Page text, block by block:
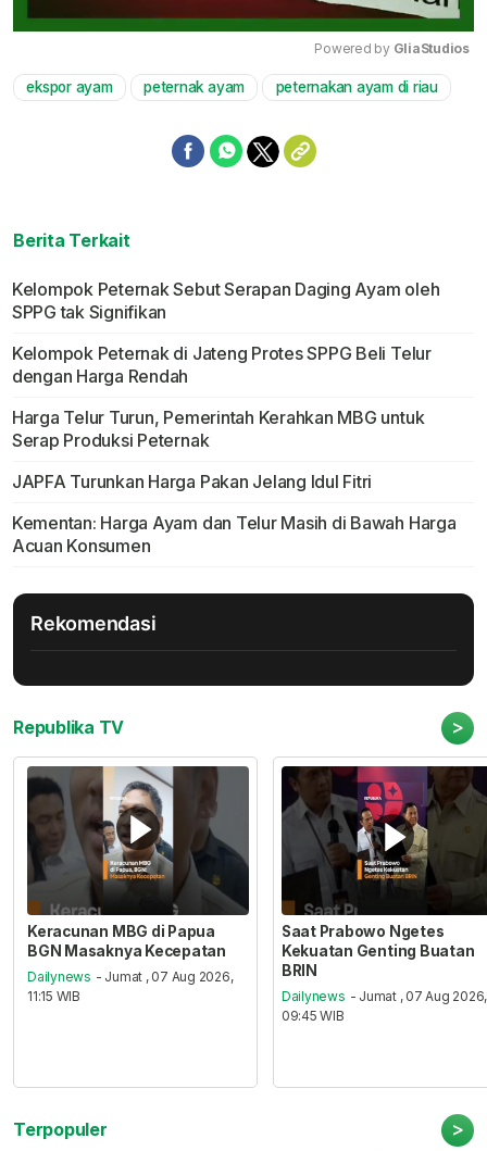
Mute
Powered by GliaStudios
ekspor ayam peternak ayam peternakan ayam di riau
Berita Terkait
Kelompok Peternak Sebut Serapan Daging Ayam oleh
SPPG tak Signifikan
Kelompok Peternak di Jateng Protes SPPG Beli Telur
dengan Harga Rendah
Harga Telur Turun, Pemerintah Kerahkan MBG untuk
Serap Produksi Peternak
JAPFA Turunkan Harga Pakan Jelang Idul Fitri
Kementan: Harga Ayam dan Telur Masih di Bawah Harga
Acuan Konsumen
Rekomendasi
Republika TV >
Keracunan MBG di Papua
BGN Masaknya Kecepatan
Dailynews - Jumat , 07 Aug 2026,
11:15 WIB
Saat Prabowo Ngetes
Kekuatan Genting Buatan
BRIN
Dailynews - Jumat , 07 Aug 2026,
09:45 WIB
Terpopuler >